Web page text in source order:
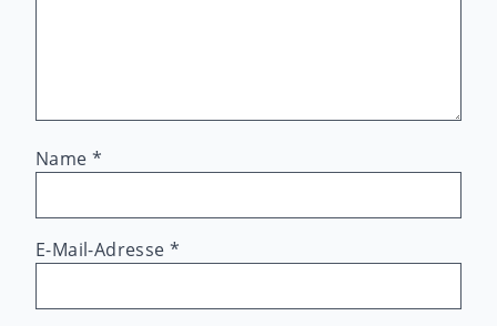
Name *
E-Mail-Adresse*